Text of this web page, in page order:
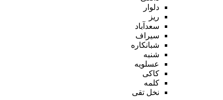
دلوار
ریز
سعدآباد
سیراف
شبانکاره
شنبه
عسلویه
کاکی
کلمه
نخل تقی